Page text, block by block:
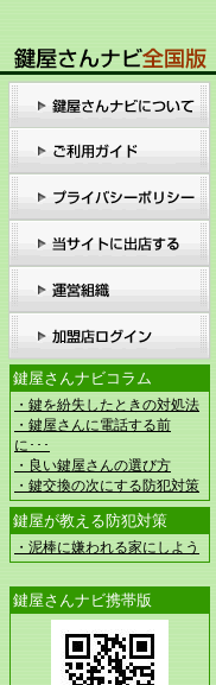
鍵屋さんナビコラム
・鍵を紛失したときの対処法
・鍵屋さんに電話する前
に･･･
・良い鍵屋さんの選び方
・鍵交換の次にする防犯対策
鍵屋が教える防犯対策
・泥棒に嫌われる家にしよう
鍵屋さんナビ携帯版